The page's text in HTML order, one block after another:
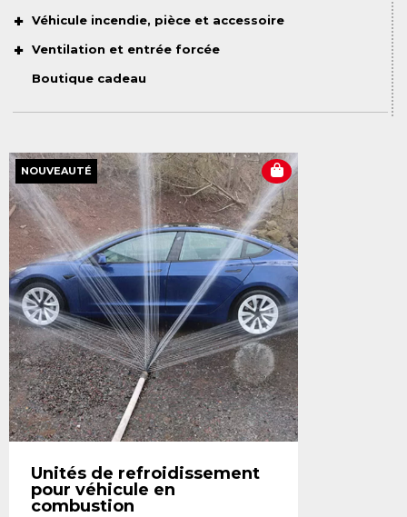
Véhicule incendie, pièce et accessoire
Ventilation et entrée forcée
Boutique cadeau
NOUVEAUTÉ
Unités de refroidissement
pour véhicule en
combustion